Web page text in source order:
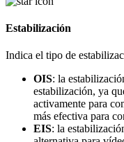
Estabilización
Indica el tipo de
OIS: la
estabilización, ya
activamente para
más efectiva para
EIS: la